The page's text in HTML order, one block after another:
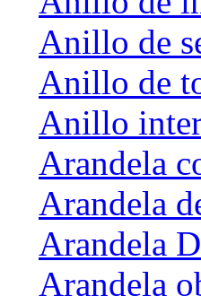
Anillo de
Anillo de
Anillo
Arandela
Arandela
Arandela
Arandela